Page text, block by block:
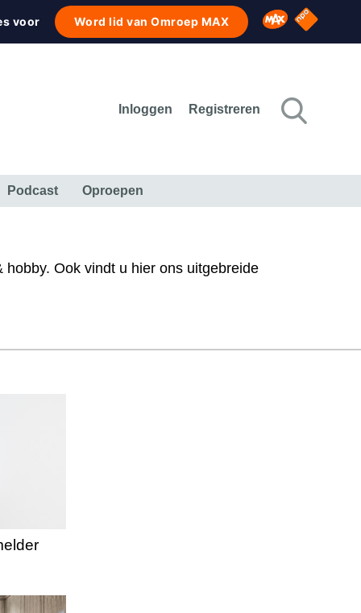
voor Word lid van Omroep MAX Omroep MAX
NPO
Inloggen Registreren
Podcast Oproepen
Ook vindt u hier ons uitgebreide